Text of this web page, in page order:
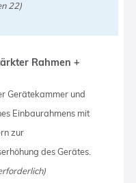
22)
Rahmen +
Gerätekammer und
Einbaurahmens mit
zur
des Gerätes.